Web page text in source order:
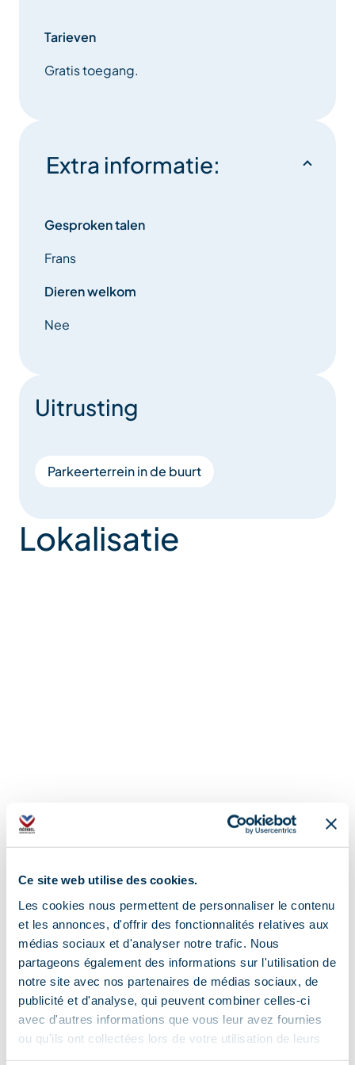
Ce site web utilise des cookies.
Les cookies nous permettent de personnaliser le contenu
et les annonces, d'offrir des fonctionnalités relatives aux
médias sociaux et d'analyser notre trafic. Nous
partageons également des informations sur l'utilisation de
notre site avec nos partenaires de médias sociaux, de
publicité et d'analyse, qui peuvent combiner celles-ci
avec d'autres informations que vous leur avez fournies
ou qu'ils ont collectées lors de votre utilisation de leurs
Tarieven
Gratis toegang.
Extra informatie:
Gesproken talen
Frans
Dieren welkom
Nee
Uitrusting
Parkeerterrein in de buurt
Lokalisatie